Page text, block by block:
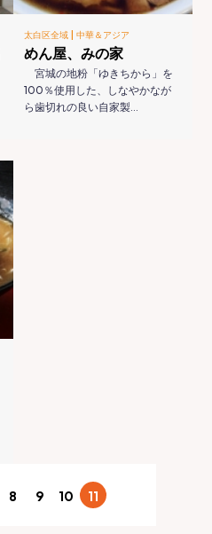
太白区全域 | 中華＆アジア
めん屋、みの家
宮城の地粉「ゆきちから」を
100％使用した、しなやかなが
ら歯切れの良い自家製…
8 9 10 11